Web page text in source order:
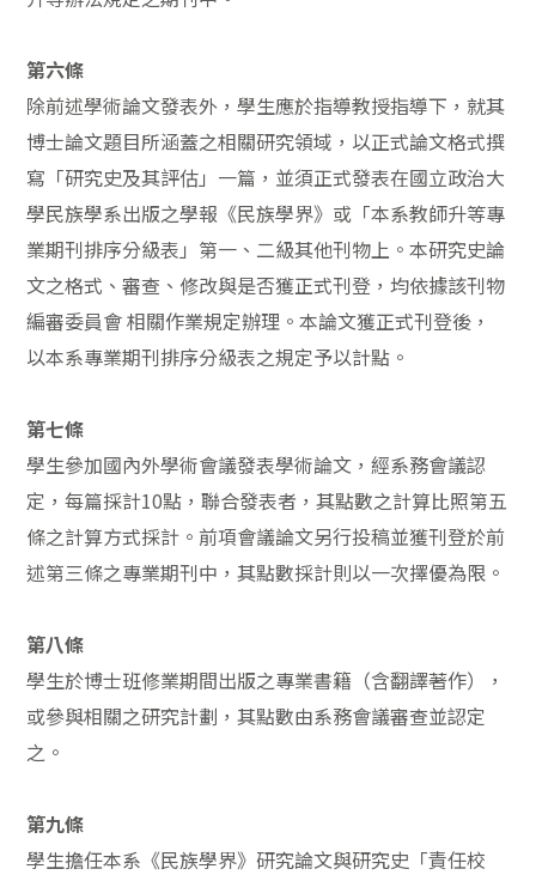
第六條
除前述學術論文發表外，學生應於指導教授指導下，就其
博士論文題目所涵蓋之相關研究領域，以正式論文格式撰
寫「研究史及其評估」一篇，並須正式發表在國立政治大
學民族學系出版之學報《民族學界》或「本系教師升等專
業期刊排序分級表」第一、二級其他刊物上。本研究史論
文之格式、審查、修改與是否獲正式刊登，均依據該刊物
編審委員會 相關作業規定辦理。本論文獲正式刊登後，
以本系專業期刊排序分級表之規定予以計點。
第七條
學生參加國內外學術會議發表學術論文，經系務會議認
定，每篇採計10點，聯合發表者，其點數之計算比照第五
條之計算方式採計。前項會議論文另行投稿並獲刊登於前
述第三條之專業期刊中，其點數採計則以一次擇優為限。
第八條
學生於博士班修業期間出版之專業書籍（含翻譯著作），
或參與相關之研究計劃，其點數由系務會議審查並認定
之。
第九條
學生擔任本系《民族學界》研究論文與研究史「責任校